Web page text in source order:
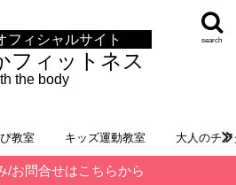
フィシャルサイト
フィットネス
the body
search
教室 キッズ運動教室 大人のチ
/お問合せはこちらから